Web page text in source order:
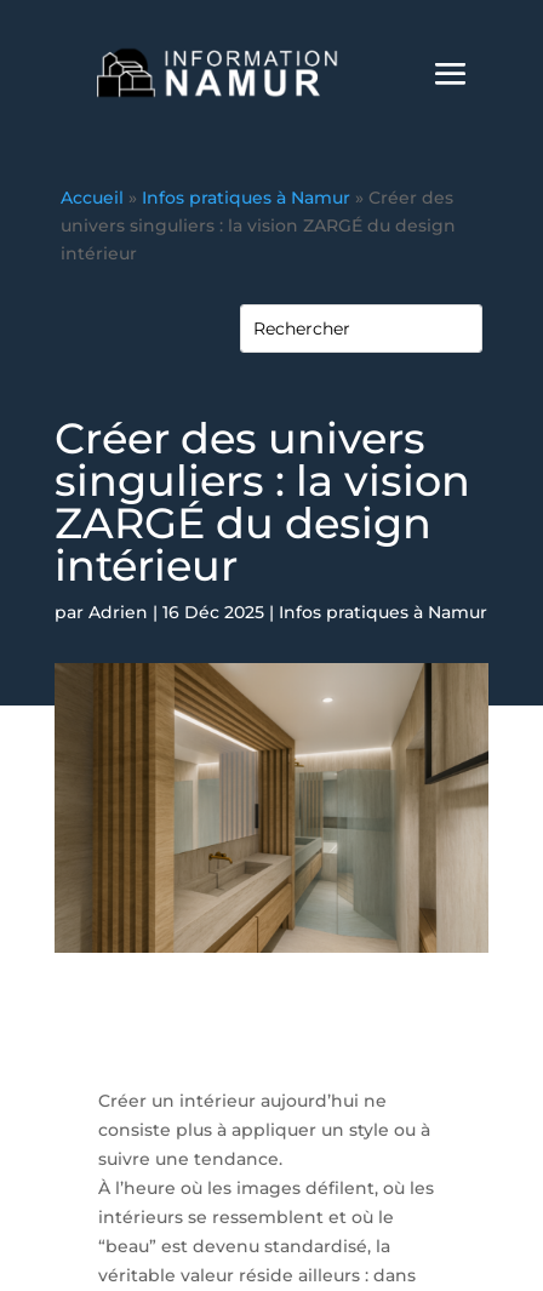
Accueil » Infos pratiques à Namur » Créer des
univers singuliers : la vision ZARGÉ du design
intérieur
Créer des univers
singuliers : la vision
ZARGÉ du design
intérieur
par Adrien | 16 Déc 2025| Infos pratiques à Namur
Créer un intérieur aujourd’hui ne
consiste plus à appliquer un style ou à
suivre une tendance.
À l’heure où les images défilent, où les
intérieurs se ressemblent et où le
“beau” est devenu standardisé, la
véritable valeur réside ailleurs : dans